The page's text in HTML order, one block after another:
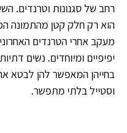
רחב של סגנונות וטרנדים.
הוא רק חלק קטן מהתמונה
מעקב אחרי הטרנדים
יפיפיים ומיוחדים. נשים
בחייהן המאפשר להן לבטא
וסטייל בלתי מתפשר.